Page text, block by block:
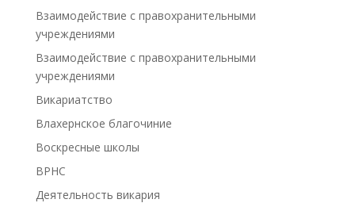
Взаимодействие с правохранительными
учреждениями
Взаимодействие с правохранительными
учреждениями
Викариатство
Влахернское благочиние
Воскресные школы
ВРНС
Деятельность викария